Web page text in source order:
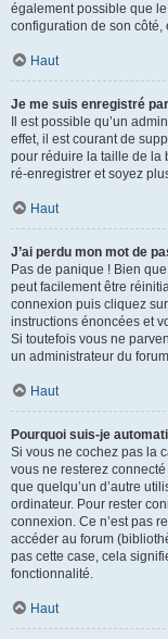
également possible que
configuration de son côté,
Haut
Je me suis enregistré
Il est possible qu’un
effet, il est courant de
pour réduire la taille de la
ré-enregistrer et soyez
Haut
J’ai perdu mon mot de
Pas de panique ! Bien
peut facilement être
connexion puis cliquez sur
instructions énoncées et
Si toutefois vous ne
un administrateur du
Haut
Pourquoi suis-je
Si vous ne cochez pas la
vous ne resterez
que quelqu’un d’autre
ordinateur. Pour rester
connexion. Ce n’est pas
accéder au forum
pas cette case, cela
fonctionnalité.
Haut